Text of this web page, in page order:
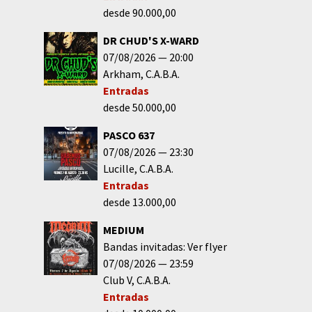
desde 90.000,00
DR CHUD'S X-WARD
07/08/2026
20:00
Arkham C.A.B.A.
Entradas
desde 50.000,00
PASCO 637
07/08/2026
23:30
Lucille C.A.B.A.
Entradas
desde 13.000,00
MEDIUM
Bandas invitadas: Ver flyer
07/08/2026
23:59
Club V C.A.B.A.
Entradas